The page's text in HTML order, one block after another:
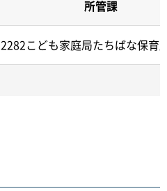
所管課
2282こども家庭局たちばな保育